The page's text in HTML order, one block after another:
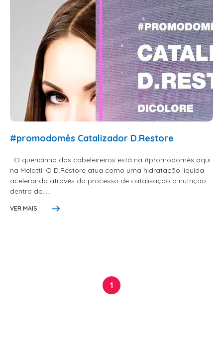
LEAVEIN - DEFRIZANTES
MASCARAS MANUTENCAO
PENTEADOS
PERFUMES
PO DESCOLORANTE
SHAMPOO + COND. GALAO
SHAMPOO MANUTENÇÃO
TRATAMENTO PROFISSIONAL
ELETROS
MAQUINAS DE CORTE E ACABAMENTO
PRANCHA + MODELADORES
#promodomês Catalizador D.Restore
O queridinho dos cabeleireiros está na #promodomês aqui
na Melatti! O D.Restore atua como uma hidratação liquida
acelerando através do processo de catalisação a nutrição
dentro do......
VER MAIS
1